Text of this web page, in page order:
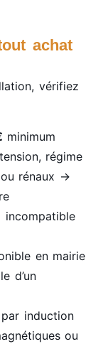
achat
vérifiez
minimum
régime
rénaux →
incompatible
en mairie
d’un
induction
ou